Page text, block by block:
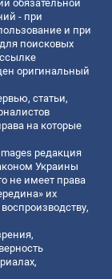
обязательной
- при
и при
поисковых
оригинальный
статьи,
на которые
редакция
Украины
не имеет права
их